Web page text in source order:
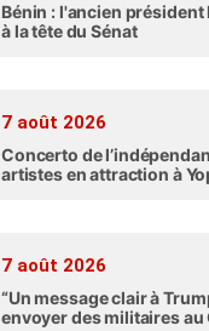
Bénin : l'ancien président
à la tête du Sénat
7 août 2026
Concerto de
artistes en attraction à
7 août 2026
“Un message clair à
envoyer des militaires au